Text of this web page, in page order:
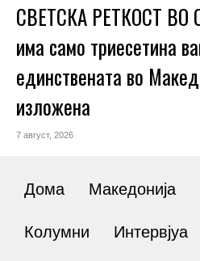
СВЕТСКА РЕТКОСТ ВО
има само триесетина
единствената во
изложена
7 август, 2026
Дома Македонија
Колумни Интервјуа